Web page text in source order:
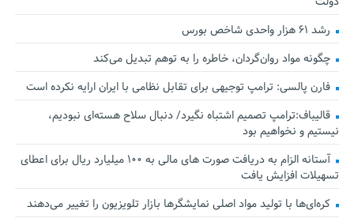
رشد ۶۱ هزار واحدی شاخص بورس
چگونه مواد روان‌گردان، خاطره را به توهم تبدیل می‌کند
فارن پالسی: ترامپ توجیهی برای تقابل نظامی با ایران ارایه نکرده است
قالیباف:ترامپ تصمیم اشتباه نگیرد/ دنبال سلاح هسته‌ای نبودیم،
نیستیم و نخواهیم بود
آستانه الزام به دریافت صورت های مالی به ۱۰۰ میلیارد ریال برای اعطای
تسهیلات افزایش یافت
کره‌ای‌ها با تولید مواد اصلی نمایشگرها بازار تلویزیون را تغییر می‌دهند